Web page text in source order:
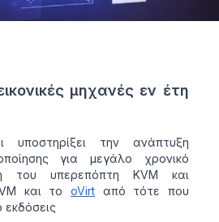
μηχανές εν έτη
την ανάπτυξη
για μεγάλο χρονικό
του υπερεπόπτη KVM και
και τοoVirt από τότε που
εκδόσεις